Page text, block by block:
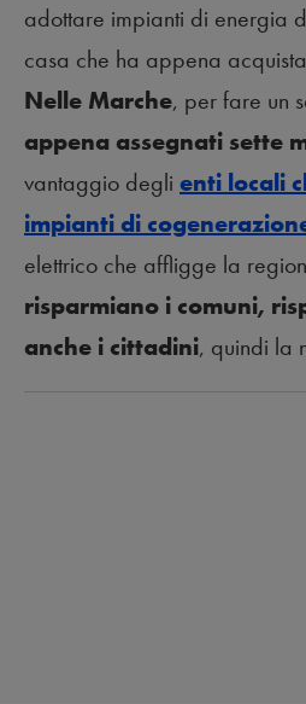
adottare impianti di energia
casa che ha appena
Nelle Marche, per fare un
appena assegnati sette
vantaggio degli enti locali
impianti di
elettrico che affligge la
risparmiano i comuni,
anche i cittadini, quindi la